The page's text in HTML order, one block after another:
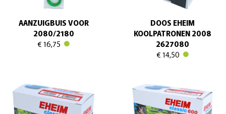
AANZUIGBUIS VOOR
2080/2180
€ 16,75
DOOS EHEIM
KOOLPATRONEN 2008
2627080
€ 14,50